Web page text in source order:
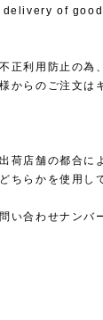
of
正利用防止の為
からのご注文は
荷店舗の都合に
ちらかを使用し
い合わせナンバ